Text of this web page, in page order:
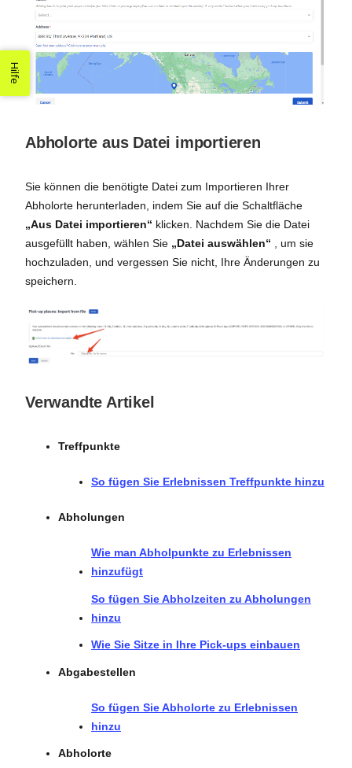
Abholorte aus Datei importieren
Sie können die benötigte Datei zum Importieren Ihrer
Abholorte herunterladen, indem Sie auf die Schaltfläche
„Aus Datei importieren“ klicken. Nachdem Sie die Datei
ausgefüllt haben, wählen Sie „Datei auswählen“ , um sie
hochzuladen, und vergessen Sie nicht, Ihre Änderungen zu
speichern.
Verwandte Artikel
Treffpunkte
So fügen Sie Erlebnissen Treffpunkte hinzu
Abholungen
Wie man Abholpunkte zu Erlebnissen
hinzufügt
So fügen Sie Abholzeiten zu Abholungen
hinzu
Wie Sie Sitze in Ihre Pick-ups einbauen
Abgabestellen
So fügen Sie Abholorte zu Erlebnissen
hinzu
Abholorte
Hilfe